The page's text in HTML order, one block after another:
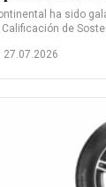
ha sido
Calificación de
27.07.2026